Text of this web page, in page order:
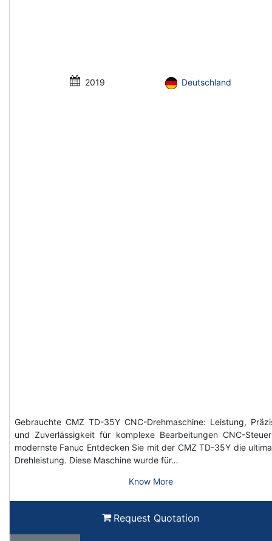
2019 Deutschland
Gebrauchte CMZ TD-35Y CNC-Drehmaschine: Leistung,
und Zuverlässigkeit für komplexe Bearbeitungen CNC-
modernste Fanuc Entdecken Sie mit der CMZ TD-35Y die
Drehleistung. Diese Maschine wurde für…
Know More
Request Quotation